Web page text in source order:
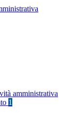
amministrativa
1